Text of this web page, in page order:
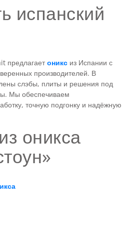
испанский
предлагаетоникс из Испании с
производителей. В
слэбы, плиты и решения под
Мы обеспечиваем
точную подгонку и надёжную
оникса